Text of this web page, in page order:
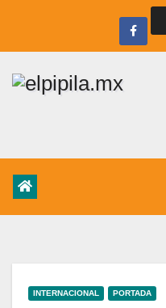
INTERNACIONAL PORTADA